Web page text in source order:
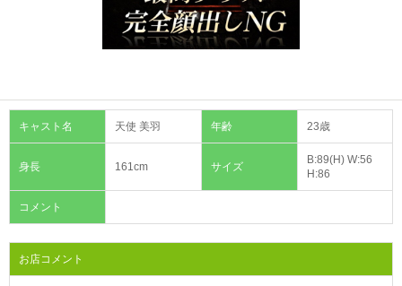
キャスト名 天使 美羽 年齢 23歳
身長 161cm サイズ
B:89(H) W:56
H:86
コメント
お店コメント